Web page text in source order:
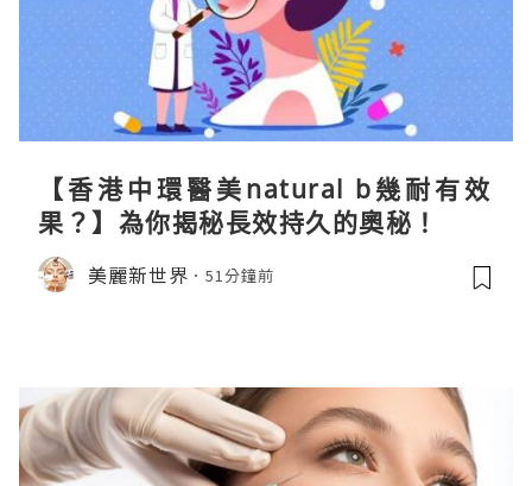
【香港中環醫美natural b幾耐有效
果？】為你揭秘長效持久的奧秘！
美麗新世界 51分鐘前